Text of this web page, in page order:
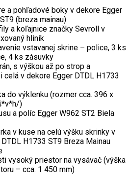
a pohľadové boky v dekore Egger
(breza mainau)
a koľajnice značky Sevroll v
hliník
vstavanej skrine – police, 3 ks
4 ks zásuvky
s výškou až po strop a
v dekore Egger DTDL H1733
do výklenku (rozmer cca. 396 x
)
a políc Egger W962 ST2 Biela
v kuse na celú výšku skrinky v
H1733 ST9 Breza Mainau
vysoký priestor na vysávač (výška
– cca. 1 450 mm)